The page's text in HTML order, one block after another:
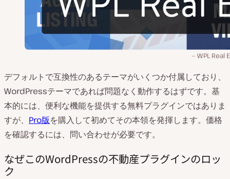
WPL Real
デフォルトで互換性のあるテーマがいくつか付属しており、
WordPressテーマであれば問題なく動作するはずです。基
本的には、便利な機能を提供する無料プラグインではありま
すが、 Pro版を購入して初めてその本領を発揮します。価格
を確認するには、問い合わせが必要です。
なぜこのWordPressの不動産プラグインのロッ
ク